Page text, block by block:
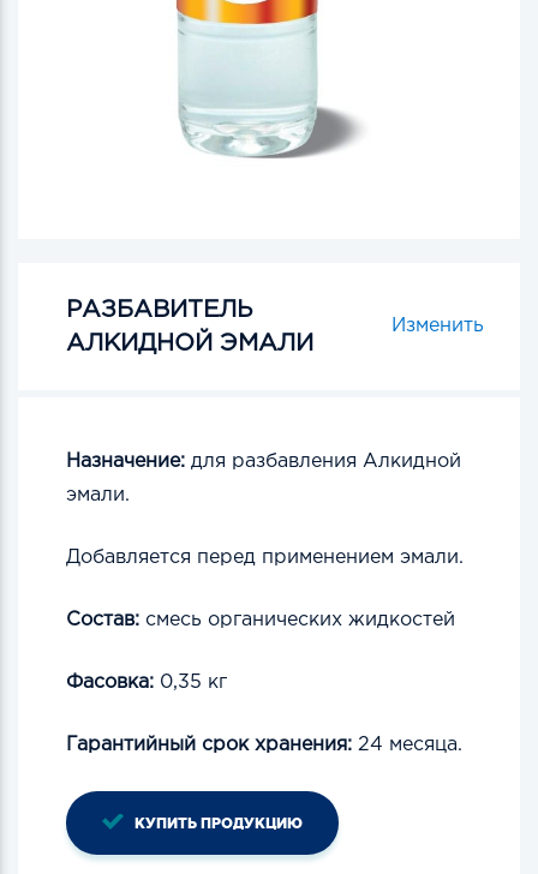
РАЗБАВИТЕЛЬ
АЛКИДНОЙ ЭМАЛИ
Изменить
Назначение: для разбавления Алкидной
эмали.
Добавляется перед применением эмали.
Состав: смесь органических жидкостей
Фасовка: 0,35 кг
Гарантийный срок хранения: 24 месяца.
КУПИТЬ ПРОДУКЦИЮ